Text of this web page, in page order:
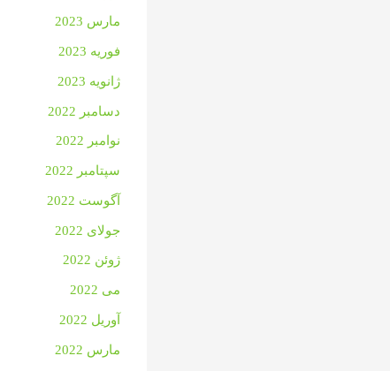
مارس 2023
فوریه 2023
ژانویه 2023
دسامبر 2022
نوامبر 2022
سپتامبر 2022
آگوست 2022
جولای 2022
ژوئن 2022
می 2022
آوریل 2022
مارس 2022